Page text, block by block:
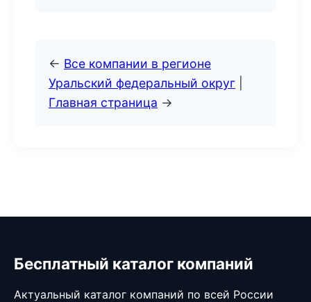
← Все компании в регионе
Уральский федеральный округ
Главная страница →
Бесплатный каталог компаний
Актуальный каталог компаний по всей России